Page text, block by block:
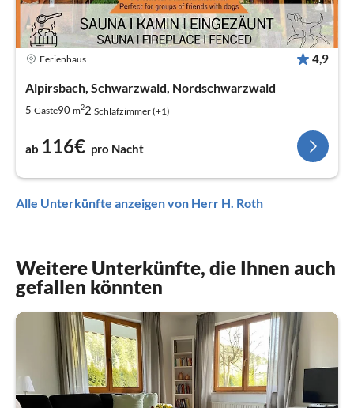
Ferienhaus 4,9
Alpirsbach, Schwarzwald, Nordschwarzwald
5 Gäste90 m22 Schlafzimmer (+1)
ab 116€ pro Nacht
Alle Unterkünfte anzeigen von Herr H. Roth
Weitere Unterkünfte, die Ihnen auch
gefallen könnten